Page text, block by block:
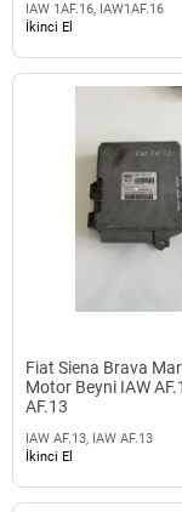
IAW 1AF.16, IAW1AF.16
İkinci El
Fiat Siena Brava
Motor Beyni IAW
AF.13
IAW AF.13, IAW AF.13
İkinci El